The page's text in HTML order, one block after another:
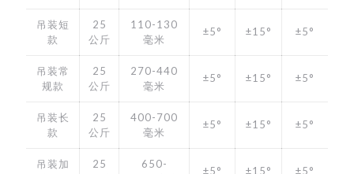
吊装短
款
25
公斤
110-130
毫米
±5° ±15° ±5°
吊装常
规款
25
公斤
270-440
毫米
±5° ±15° ±5°
吊装长
款
25
公斤
400-700
毫米
±5° ±15° ±5°
吊装加
25
650-
±5° ±15° ±5°